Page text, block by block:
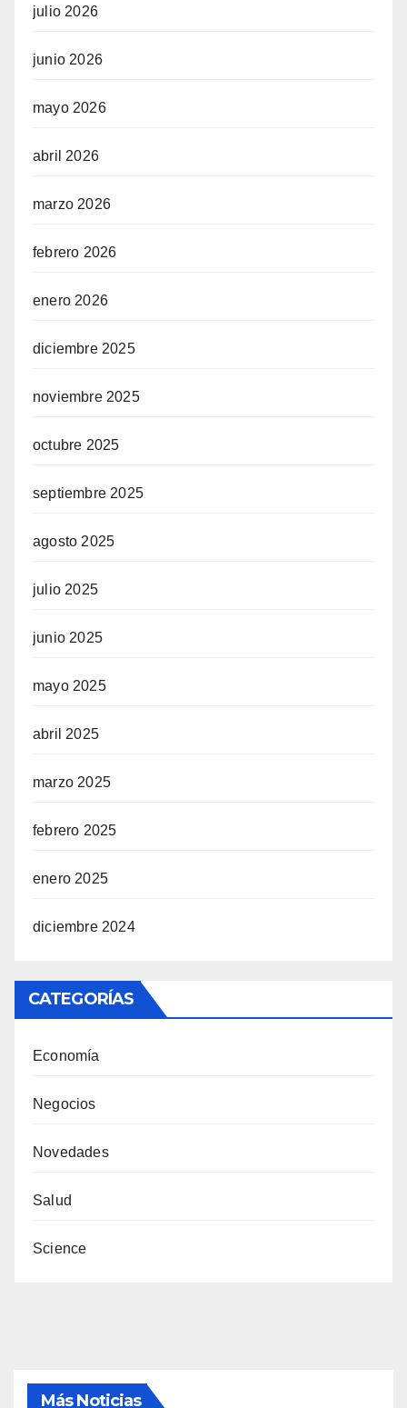
julio 2026
junio 2026
mayo 2026
abril 2026
marzo 2026
febrero 2026
enero 2026
diciembre 2025
noviembre 2025
octubre 2025
septiembre 2025
agosto 2025
julio 2025
junio 2025
mayo 2025
abril 2025
marzo 2025
febrero 2025
enero 2025
diciembre 2024
CATEGORÍAS
Economía
Negocios
Novedades
Salud
Science
Más Noticias